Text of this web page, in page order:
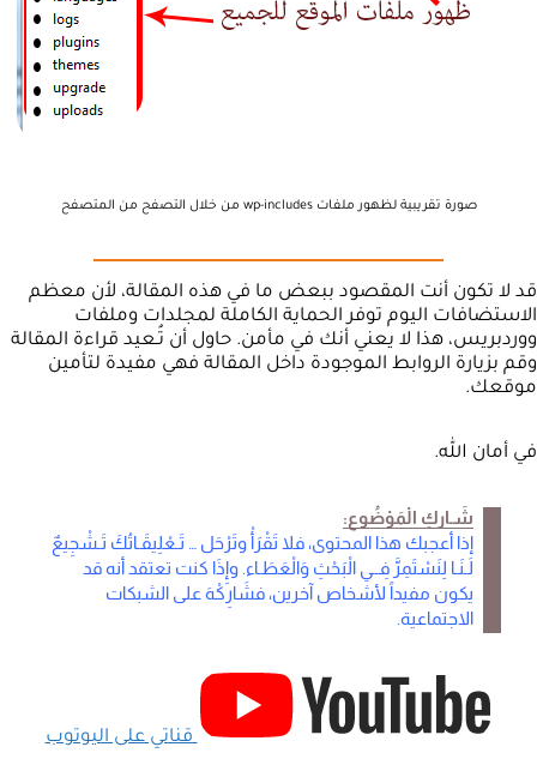
صورة تقريبية لظهور ملفات wp-includes من خلال التصفح من المتصفح
قد لا تكون أنت المقصود ببعض ما في هذه المقالة، لأن معظم
الاستضافات اليوم توفر الحماية الكاملة لمجلدات وملفات
ووردبريس، هذا لا يعني أنك في مأمن. حاول أن تُـعيد قراءة المقالة
وقم بزيارة الروابط الموجودة داخل المقالة فهي مفيدة لتأمين
موقعك.
في أمان الله.
شَـاركِ الْمَوْضُوع:
إذا أعجبك هذا المحتوى، فلا تَقْرَأْ وتَرْحَل … تَـعْلِيقَـاتُكَ تَـشْجِيعٌ
لَـنَـا لِنَسْتَمِرَّ فِــي الْبَحْثِ وَالْعَطَـاء. وإِذَا كنت تعتقد أنه قد
يكون مفيداً لأشخاص آخرين، فشَارِكْهَ على الشبكات
الاجتماعية.
قناتي على اليوتوب